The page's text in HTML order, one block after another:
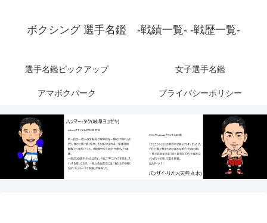
ボクシング 選手名鑑 -戦績一覧- -戦歴一覧-
選手名鑑ピックアップ 女子選手名鑑
アマボクパーク プライバシーポリシー